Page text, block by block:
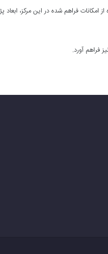
از امکانات فراهم شده در این
فراهم آورد.